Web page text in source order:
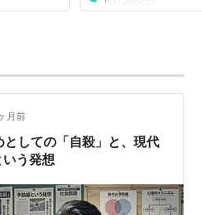
月前
としての「自殺」と、現代
いう発想